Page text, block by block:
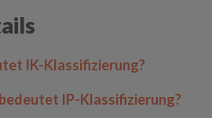
IK-Klassifizierung?
IP-Klassifizierung?